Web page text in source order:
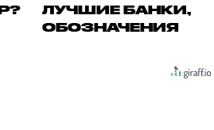
ЛУЧШИЕ БАНКИ,
ОБОЗНАЧЕНИЯ